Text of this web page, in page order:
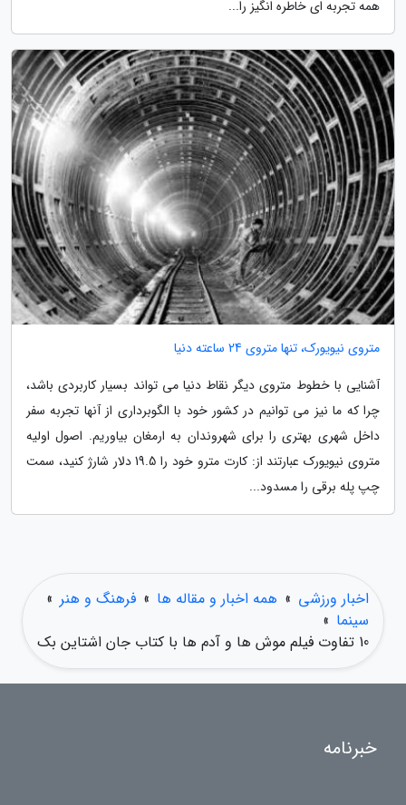
همه تجربه ای خاطره انگیز را...
متروی نیویورک، تنها متروی 24 ساعته دنیا
آشنایی با خطوط متروی دیگر نقاط دنیا می تواند بسیار کاربردی باشد،
چرا که ما نیز می توانیم در کشور خود با الگوبرداری از آنها تجربه سفر
داخل شهری بهتری را برای شهروندان به ارمغان بیاوریم. اصول اولیه
متروی نیویورک عبارتند از: کارت مترو خود را 19.5 دلار شارژ کنید، سمت
چپ پله برقی را مسدود...
اخبار ورزشی » همه اخبار و مقاله ها » فرهنگ و هنر »
سینما »
10 تفاوت فیلم موش ها و آدم ها با کتاب جان اشتاین بک
خبرنامه